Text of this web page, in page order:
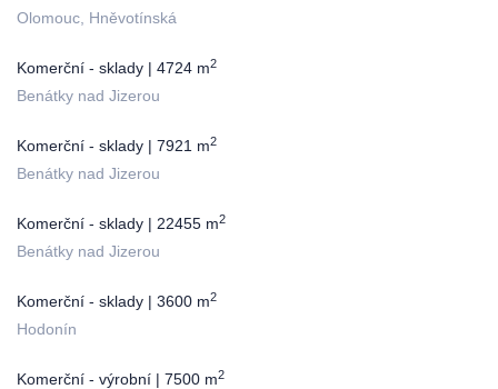
Olomouc, Hněvotínská
Komerční - sklady | 4724 m2
Benátky nad Jizerou
Komerční - sklady | 7921 m2
Benátky nad Jizerou
Komerční - sklady | 22455 m2
Benátky nad Jizerou
Komerční - sklady | 3600 m2
Hodonín
Komerční - výrobní | 7500 m2